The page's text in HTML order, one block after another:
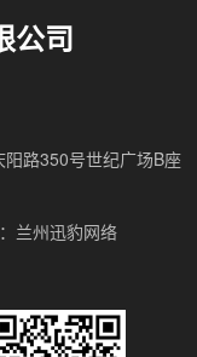
公司
路350号世纪广场B座
兰州迅豹网络